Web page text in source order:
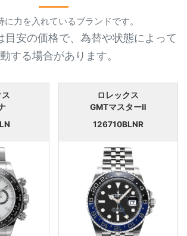
に力を入れているブランドです。
目安の価格で、為替や状態によって
する場合があります。
ス
ロレックス
GMTマスターⅡ
126710BLNR